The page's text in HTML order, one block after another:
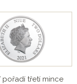
pořadí třetí mince